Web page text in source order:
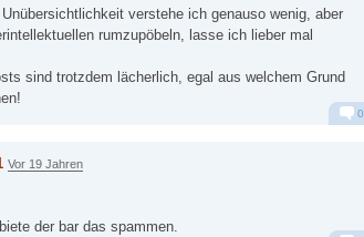
verstehe ich genauso wenig, aber
rumzupöbeln, lasse ich lieber mal
sind trotzdem lächerlich, egal aus welchem Grund
0
Vor 19 Jahren
der bar das spammen.